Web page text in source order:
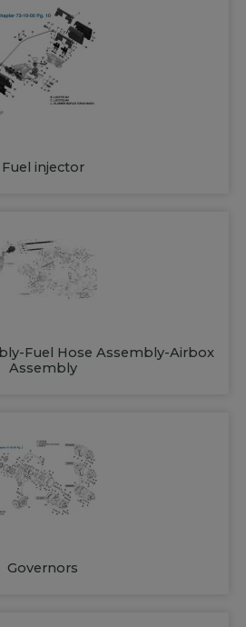
Fuel injector
Fuel Hose Assembly-Airbox
Assembly
Governors